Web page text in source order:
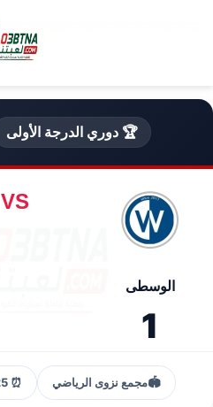
🏆 دوري الدرجة الأولى
الوسطى
1
VS
🏟️مجمع نزوى الرياضي ⏰ 15:25